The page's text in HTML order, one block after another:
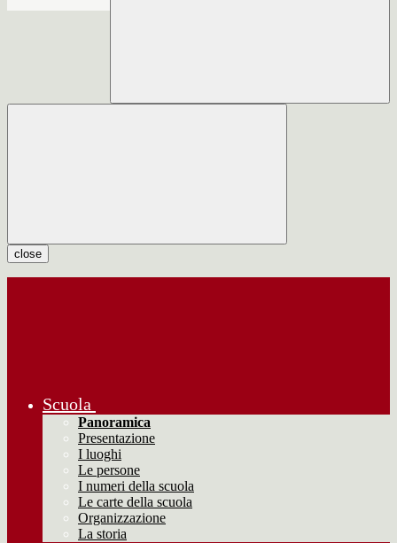
close
Scuola
Panoramica
Presentazione
I luoghi
Le persone
I numeri della scuola
Le carte della scuola
Organizzazione
La storia